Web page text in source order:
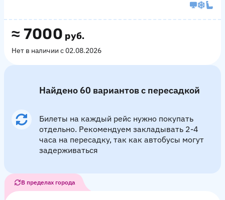
≈ 7000 руб.
Нет в наличии с 02.08.2026
Найдено 60 вариантов с пересадкой
Билеты на каждый рейс нужно покупать
отдельно. Рекомендуем закладывать 2-4
часа на пересадку, так как автобусы могут
задерживаться
В пределах города